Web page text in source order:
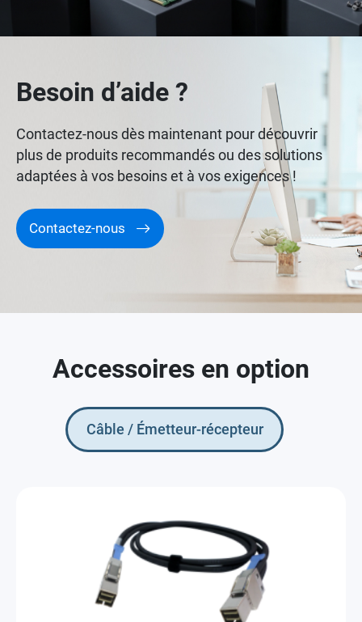
Besoin d’aide ?
Contactez-nous dès maintenant pour découvrir
plus de produits recommandés ou des solutions
adaptées à vos besoins et à vos exigences !
Contactez-nous
Accessoires en option
Câble / Émetteur-récepteur